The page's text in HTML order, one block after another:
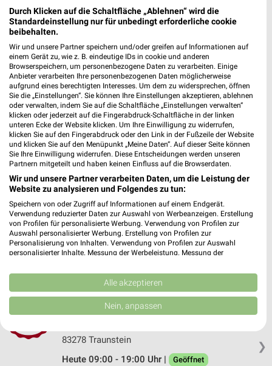
Woolworth Bischofswiesen
Reichenhaller Straße 12
Heute 09:00 - 19:00 Uhr | Geöffnet
540,56 km
NKD Waging a. See
Postgasse 7-9
83329 Waging a. See
Heute 09:00 - 18:00 Uhr | Geöffnet
512,14 km • Angebote: 2 Prospekte
Ernsting's family Traunstein
Stadtplatz 13
83278 Traunstein
Heute 09:00 - 19:00 Uhr | Geöffnet
519,88 km
❯
C&A Traunstein
83278 Traunstein
Heute 09:00 - 19:00 Uhr |
Geöffnet
Durch Klicken auf die Schaltfläche „Ablehnen“ wird die
Standardeinstellung nur für unbedingt erforderliche cookie
beibehalten.
Wir und unsere Partner speichern und/oder greifen auf Informationen auf
einem Gerät zu, wie z. B. eindeutige IDs in cookie und anderen
Browserspeichern, um personenbezogene Daten zu verarbeiten. Einige
Anbieter verarbeiten Ihre personenbezogenen Daten möglicherweise
aufgrund eines berechtigten Interesses. Um dem zu widersprechen, öffnen
Sie die „Einstellungen“. Sie können Ihre Einstellungen akzeptieren, ablehnen
oder verwalten, indem Sie auf die Schaltfläche „Einstellungen verwalten“
klicken oder jederzeit auf die Fingerabdruck-Schaltfläche in der linken
unteren Ecke der Website klicken. Um Ihre Einwilligung zu widerrufen,
klicken Sie auf den Fingerabdruck oder den Link in der Fußzeile der Website
und klicken Sie auf den Menüpunkt „Meine Daten“. Auf dieser Seite können
Sie Ihre Einwilligung widerrufen. Diese Entscheidungen werden unseren
Partnern mitgeteilt und haben keinen Einfluss auf die Browserdaten.
Wir und unsere Partner verarbeiten Daten, um die Leistung der
Website zu analysieren und Folgendes zu tun:
Speichern von oder Zugriff auf Informationen auf einem Endgerät.
Verwendung reduzierter Daten zur Auswahl von Werbeanzeigen. Erstellung
von Profilen für personalisierte Werbung. Verwendung von Profilen zur
Auswahl personalisierter Werbung. Erstellung von Profilen zur
Personalisierung von Inhalten. Verwendung von Profilen zur Auswahl
personalisierter Inhalte. Messung der Werbeleistung. Messung der
Kombinationen von Daten aus verschiedenen Quellen. Entwicklung und
Verbesserung der Angebote. Verwendung reduzierter Daten zur Auswahl
von Inhalten.
Daten können außerhalb der Europäischen Union weitergegeben und in die
USA gesendet werden.
Website/App.
Alle akzeptieren
Nein, anpassen